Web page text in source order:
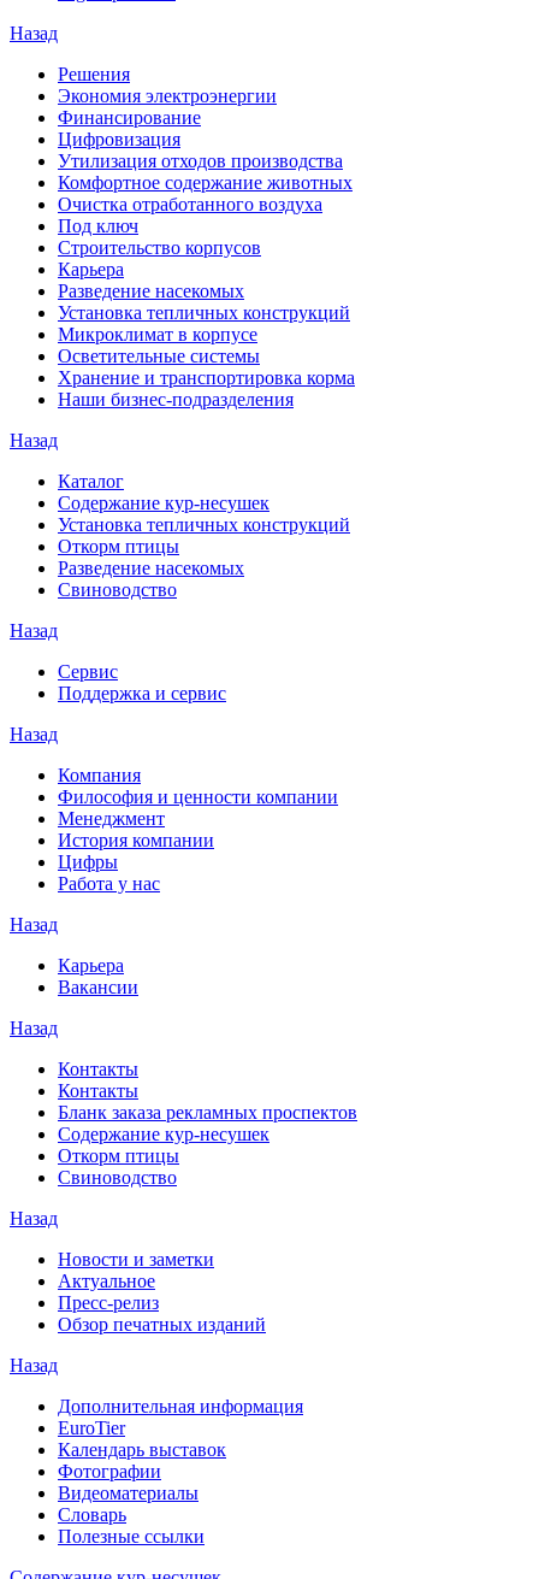
Назад
Решения
Экономия электроэнергии
Финансирование
Цифровизация
Утилизация отходов производства
Комфортное содержание животных
Очистка отработанного воздуха
Под ключ
Строительство корпусов
Карьера
Разведение насекомых
Установка тепличных конструкций
Микроклимат в корпусе
Осветительные системы
Хранение и транспортировка корма
Наши бизнес-подразделения
Назад
Каталог
Содержание кур-несушек
Установка тепличных конструкций
Откорм птицы
Разведение насекомых
Свиноводство
Назад
Сервис
Поддержка и сервис
Назад
Компания
Философия и ценности компании
Менеджмент
История компании
Цифры
Работа у нас
Назад
Карьера
Вакансии
Назад
Контакты
Контакты
Бланк заказа рекламных проспектов
Содержание кур-несушек
Откорм птицы
Свиноводство
Назад
Новости и заметки
Актуальное
Пресс-релиз
Обзор печатных изданий
Назад
Дополнительная информация
EuroTier
Календарь выставок
Фотографии
Видеоматериалы
Словарь
Полезные ссылки